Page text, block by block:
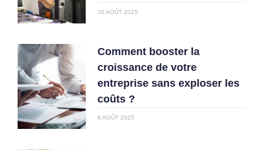
26 AOÛT 2025
Comment booster la
croissance de votre
entreprise sans exploser les
coûts ?
8 AOÛT 2025